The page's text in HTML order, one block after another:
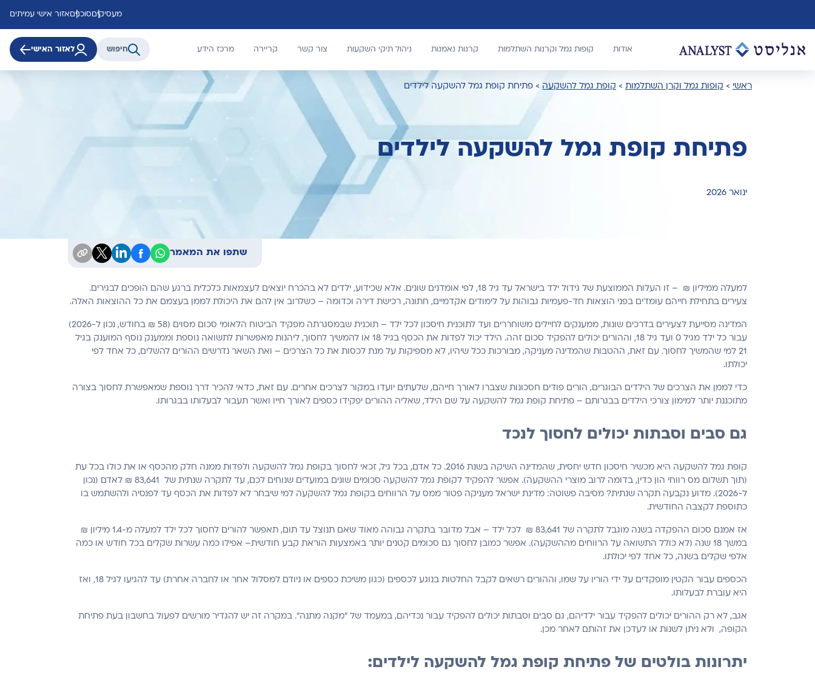
מעסיקים סוכנים אזור אישי עמיתים
אודות קופות גמל וקרנות השתלמות קרנות נאמנות ניהול תיקי השקעות צור קשר קריירה מרכז הידע חיפוש לאזור האישי
ראשי > קופות גמל וקרן השתלמות > קופת גמל להשקעה > פתיחת קופת גמל להשקעה לילדים
פתיחת קופת גמל להשקעה לילדים
ינואר 2026
שתפו את המאמר
למעלה ממיליון ₪ – זו העלות הממוצעת של גידול ילד בישראל עד גיל 18, לפי אומדנים שונים. אלא שכידוע, ילדים לא בהכרח יוצאים לעצמאות כלכלית ברגע שהם הופכים לבגירים.
צעירים בתחילת חייהם עומדים בפני הוצאות חד-פעמיות גבוהות על לימודים אקדמיים, חתונה, רכישת דירה וכדומה – כשלרוב אין להם את היכולת לממן בעצמם את כל ההוצאות האלה.
המדינה מסייעת לצעירים בדרכים שונות, ממענקים לחיילים משוחררים ועד לתוכנית חיסכון לכל ילד – תוכנית שבמסגרתה מפקיד הביטוח הלאומי סכום מסוים (58 ₪ בחודש, נכון ל-2026)
עבור כל ילד מגיל 0 ועד גיל 18, וההורים יכולים להפקיד סכום זהה. הילד יכול לפדות את הכסף בגיל 18 או להמשיך לחסוך, ליהנות מאפשרות לתשואה נוספת וממענק נוסף המוענק בגיל
21 למי שהמשיך לחסוך. עם זאת, ההטבות שהמדינה מעניקה, מבורכות ככל שיהיו, לא מספיקות על מנת לכסות את כל הצרכים – ואת השאר נדרשים ההורים להשלים, כל אחד לפי
יכולתו.
כדי לממן את הצרכים של הילדים הבוגרים, הורים פודים חסכונות שצברו לאורך חייהם, שלעתים יועדו במקור לצרכים אחרים. עם זאת, כדאי להכיר דרך נוספת שמאפשרת לחסוך בצורה
מתוכננת יותר למימון צורכי הילדים בבגרותם – פתיחת קופת גמל להשקעה על שם הילד, שאליה ההורים יפקידו כספים לאורך חייו ואשר תעבור לבעלותו בבגרותו.
גם סבים וסבתות יכולים לחסוך לנכד
קופת גמל להשקעה היא מכשיר חיסכון חדש יחסית, שהמדינה השיקה בשנת 2016. כל אדם, בכל גיל, זכאי לחסוך בקופת גמל להשקעה ולפדות ממנה חלק מהכסף או את כולו בכל עת
(תוך תשלום מס רווחי הון כדין, בדומה לרוב מוצרי ההשקעה). אפשר להפקיד לקופת גמל להשקעה סכומים שונים במועדים שנוחים לכם, עד לתקרה שנתית של 83,641 ₪ לאדם (נכון
ל-2026). מדוע נקבעה תקרה שנתית? מסיבה פשוטה: מדינת ישראל מעניקה פטור ממס על הרווחים בקופת גמל להשקעה למי שיבחר לא לפדות את הכסף עד לפנסיה ולהשתמש בו
כתוספת לקצבה החודשית.
אז אמנם סכום ההפקדה בשנה מוגבל לתקרה של 83,641 ₪ לכל ילד – אבל מדובר בתקרה גבוהה מאוד שאם תנוצל עד תום, תאפשר להורים לחסוך לכל ילד למעלה מ-1.4 מיליון ₪
במשך 18 שנה (לא כולל התשואה על הרווחים מההשקעה). אפשר כמובן לחסוך גם סכומים קטנים יותר באמצעות הוראת קבע חודשית– אפילו כמה עשרות שקלים בכל חודש או כמה
אלפי שקלים בשנה, כל אחד לפי יכולתו.
הכספים עבור הקטין מופקדים על ידי הוריו על שמו, וההורים רשאים לקבל החלטות בנוגע לכספים (כגון משיכת כספים או ניודם למסלול אחר או לחברה אחרת) עד להגיעו לגיל 18, ואז
היא עוברת לבעלותו.
אגב, לא רק ההורים יכולים להפקיד עבור ילדיהם, גם סבים וסבתות יכולים להפקיד עבור נכדיהם, במעמד של "מקנה מתנה". במקרה זה יש להגדיר מורשים לפעול בחשבון בעת פתיחת
הקופה, ולא ניתן לשנות או לעדכן את זהותם לאחר מכן.
יתרונות בולטים של פתיחת קופת גמל להשקעה לילדים: